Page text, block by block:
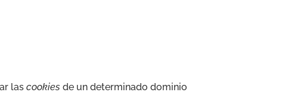
las cookies de un determinado dominio